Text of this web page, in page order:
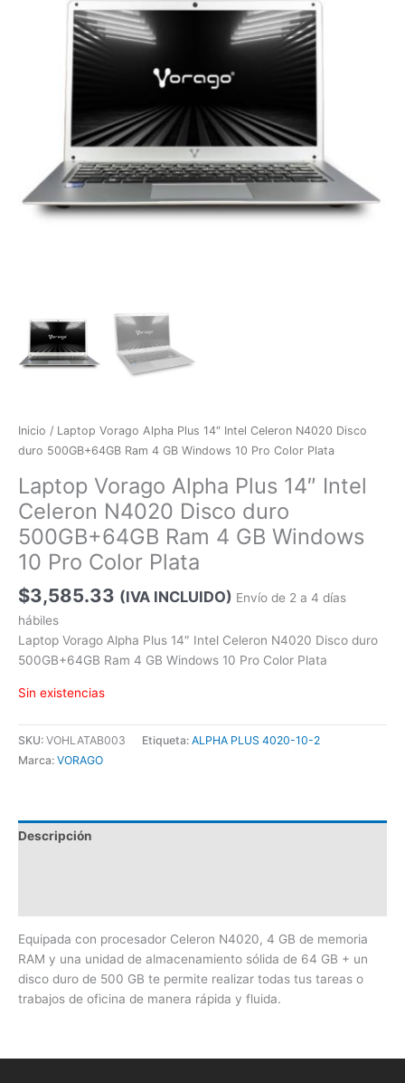
Inicio / Laptop Vorago Alpha Plus 14″ Intel Celeron N4020 Disco
duro 500GB+64GB Ram 4 GB Windows 10 Pro Color Plata
Laptop Vorago Alpha Plus 14″ Intel
Celeron N4020 Disco duro
500GB+64GB Ram 4 GB Windows
10 Pro Color Plata
$3,585.33 (IVA INCLUIDO) Envío de 2 a 4 días
hábiles
Laptop Vorago Alpha Plus 14″ Intel Celeron N4020 Disco duro
500GB+64GB Ram 4 GB Windows 10 Pro Color Plata
Sin existencias
SKU: VOHLATAB003 Etiqueta: ALPHA PLUS 4020-10-2
Marca: VORAGO
Descripción
Equipada con procesador Celeron N4020, 4 GB de memoria
RAM y una unidad de almacenamiento sólida de 64 GB + un
disco duro de 500 GB te permite realizar todas tus tareas o
trabajos de oficina de manera rápida y fluida.